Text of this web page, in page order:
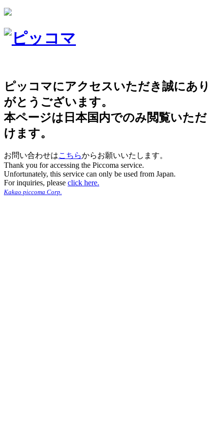
ピッコマにアクセスいただき誠にあり
がとうございます。
本ページは日本国内でのみ閲覧いただ
けます。
お問い合わせはこちらからお願いいたします。
Thank you for accessing the Piccoma service.
Unfortunately, this service can only be used from Japan.
For inquiries, please click here.
Kakao piccoma Corp.